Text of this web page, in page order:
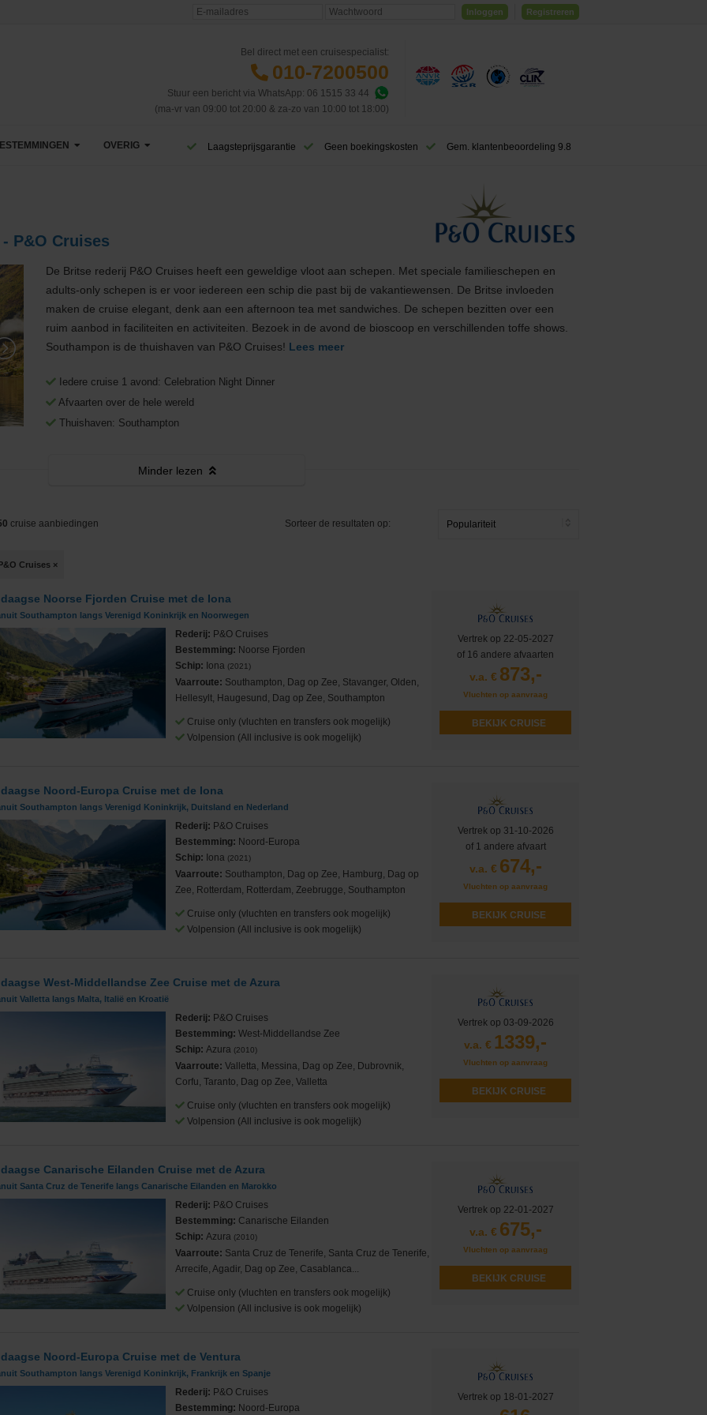
Inloggen Registreren
Bel direct met een cruisespecialist:
010-7200500
Stuur een bericht via WhatsApp: 06 1515 33 44
(ma-vr van 09:00 tot 20:00 & za-zo van 10:00 tot 18:00)
Caribbean & Midden-Amerika West-Caribbean
Oost-Caribbean
Dubai & Emiraten
Middellandse Zee
Oost-Middellandse Zee
Noord-Amerika Westkust VS
Hawaii
Noordkaap
IJsland
Australië & Nieuw Zeeland
Zuid-Amerika
OVERIG
Eerste cruise
Veelgestelde vragen
Visum aanvragen
Reisinformatie
Laagsteprijsgarantie Geen boekingskosten Gem. klantenbeoordeling 9.8
P&O Cruises
De Britse rederij P&O Cruises heeft een geweldige vloot aan schepen. Met speciale familieschepen en
adults-only schepen is er voor iedereen een schip die past bij de vakantiewensen. De Britse invloeden
maken de cruise elegant, denk aan een afternoon tea met sandwiches. De schepen bezitten over een
ruim aanbod in faciliteiten en activiteiten. Bezoek in de avond de bioscoop en verschillenden toffe shows.
Southampon is de thuishaven van P&O Cruises! Lees meer
Iedere cruise 1 avond: Celebration Night Dinner
Afvaarten over de hele wereld
Thuishaven: Southampton
Minderlezen
cruise aanbiedingen Sorteer de resultaten op:
Cruises ×
Noorse Fjorden Cruise met de Iona
Southampton langs Verenigd Koninkrijk en Noorwegen
Rederij: P&O Cruises
Bestemming: Noorse Fjorden
Schip: Iona (2021)
Vaarroute: Southampton, Dag op Zee, Stavanger, Olden,
Hellesylt, Haugesund, Dag op Zee, Southampton
Cruise only (vluchten en transfers ook mogelijk)
Volpension (All inclusive is ook mogelijk)
Vertrek op 22-05-2027
of 16 andere afvaarten
v.a. € 873,-
Vluchten op aanvraag
BEKIJK CRUISE
Noord-Europa Cruise met de Iona
Southampton langs Verenigd Koninkrijk, Duitsland en Nederland
Rederij: P&O Cruises
Bestemming: Noord-Europa
Schip: Iona (2021)
Vaarroute: Southampton, Dag op Zee, Hamburg, Dag op
Zee, Rotterdam, Rotterdam, Zeebrugge, Southampton
Cruise only (vluchten en transfers ook mogelijk)
Volpension (All inclusive is ook mogelijk)
Vertrek op 31-10-2026
of 1 andere afvaart
v.a. € 674,-
Vluchten op aanvraag
BEKIJK CRUISE
West-Middellandse Zee Cruise met de Azura
Valletta langs Malta, Italië en Kroatië
Rederij: P&O Cruises
Bestemming:West-Middellandse Zee
Schip:Azura (2010)
Vaarroute:Valletta, Messina, Dag op Zee, Dubrovnik,
Corfu, Taranto, Dag op Zee, Valletta
Cruise only (vluchten en transfers ook mogelijk)
Volpension (All inclusive is ook mogelijk)
Vertrek op 03-09-2026
v.a. € 1339,-
Vluchten op aanvraag
BEKIJK CRUISE
Canarische Eilanden Cruise met de Azura
Santa Cruz de Tenerife langs Canarische Eilanden en Marokko
Rederij: P&O Cruises
Bestemming: Canarische Eilanden
Schip:Azura (2010)
Vaarroute: Santa Cruz de Tenerife, Santa Cruz de Tenerife,
Arrecife, Agadir, Dag op Zee, Casablanca...
Cruise only (vluchten en transfers ook mogelijk)
Volpension (All inclusive is ook mogelijk)
Vertrek op 22-01-2027
v.a. € 675,-
Vluchten op aanvraag
BEKIJK CRUISE
Noord-Europa Cruise met de Ventura
Southampton langs Verenigd Koninkrijk, Frankrijk en Spanje
Rederij: P&O Cruises
Bestemming: Noord-Europa
Vertrek op 18-01-2027